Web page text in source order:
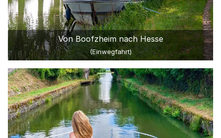
Von Boofzheim nach Hesse
(Einwegfahrt)